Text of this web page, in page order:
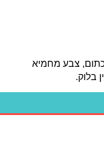
צבע מחמיא
בלוק.